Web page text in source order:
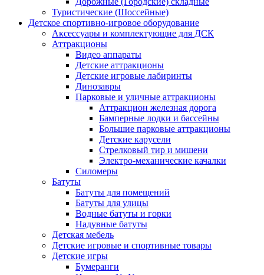
Туристические (Шоссейные)
Детское спортивно-игровое оборудование
Аксессуары и комплектующие для ДСК
Аттракционы
Видео аппараты
Детские аттракционы
Детские игровые лабиринты
Динозавры
Парковые и уличные аттракционы
Аттракцион железная дорога
Бамперные лодки и бассейны
Большие парковые аттракционы
Детские карусели
Стрелковый тир и мишени
Электро-механические качалки
Силомеры
Батуты
Батуты для помещений
Батуты для улицы
Водные батуты и горки
Надувные батуты
Детская мебель
Детские игровые и спортивные товары
Детские игры
Бумеранги